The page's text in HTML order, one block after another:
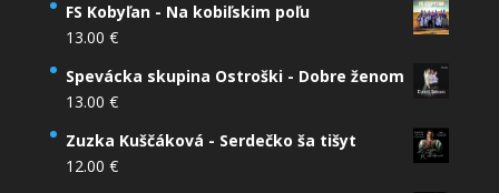
FS Kobyľan - Na kobiľskim poľu
13.00 €
Spevácka skupina Ostroški - Dobre ženom
13.00 €
Zuzka Kuščáková - Serdečko ša tišyt
12.00 €